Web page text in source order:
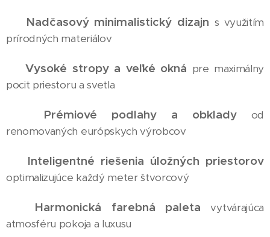
Nadčasový minimalistický dizajn s využitím
prírodných materiálov
✅Vysoké stropy a veľké okná pre maximálny
pocit priestoru a svetla
Prémiové podlahy a obklady od
renomovaných európskych výrobcov
Inteligentné riešenia úložných priestorov
optimalizujúce každý meter štvorcový
Harmonická farebná paleta vytvárajúca
atmosféru pokoja a luxusu